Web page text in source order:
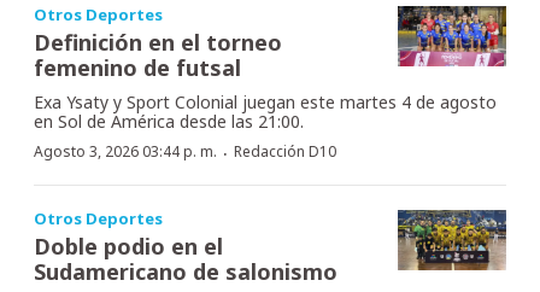
Otros Deportes
Definición en el torneo
femenino de futsal
Exa Ysaty y Sport Colonial juegan este martes 4 de agosto
en Sol de América desde las 21:00.
Agosto 3, 2026 03:44 p. m. · Redacción D10
Otros Deportes
Doble podio en el
Sudamericano de salonismo